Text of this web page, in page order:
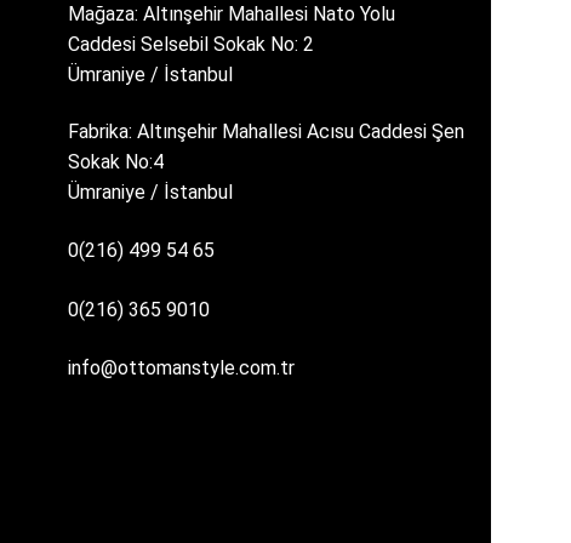
Mağaza: Altınşehir Mahallesi Nato Yolu
Caddesi Selsebil Sokak No: 2
Ümraniye / İstanbul
Fabrika: Altınşehir Mahallesi Acısu Caddesi Şen
Sokak No:4
Ümraniye / İstanbul
0(216) 499 54 65
0(216) 365 9010
info@ottomanstyle.com.tr